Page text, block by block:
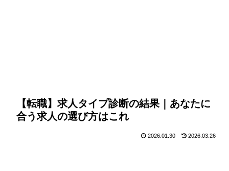
【転職】求人タイプ診断の結果｜あなたに
合う求人の選び方はこれ
2026.01.30 2026.03.26